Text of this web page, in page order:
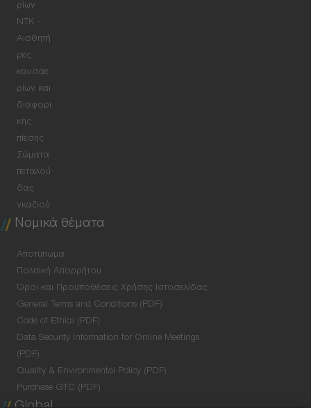
ρίων
NTK -
Αισθητή
ρες
καυσαε
ρίων και
διαφορι
κής
πίεσης
Σώματα
πεταλού
δας
γκαζιού
Νομικά θέματα
Αποτύπωμα
Πολιτική Απορρήτου
Όροι και Προϋποθέσεις Χρήσης Ιστοσελίδας
General Terms and Conditions (PDF)
Code of Ethics (PDF)
Data Security Information for Online Meetings
(PDF)
Quality & Environmental Policy (PDF)
Purchase GTC (PDF)